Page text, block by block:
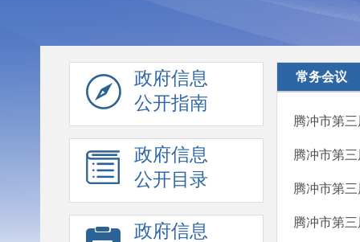
政府信息
公开指南
政府信息
公开目录
政府信息
常务会议
腾冲市第
腾冲市第
腾冲市第
腾冲市第